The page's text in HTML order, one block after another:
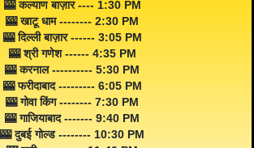
🎰 कल्याण बाज़ार ---- 1:30 PM
🎰 खाटू धाम -------- 2:30 PM
🎰 दिल्ली बाज़ार ------ 3:05 PM
🎰 श्री गणेश ------ 4:35 PM
🎰 करनाल ---------- 5:30 PM
🎰 फरीदाबाद --------- 6:05 PM
🎰 गोवा किंग -------- 7:30 PM
🎰 गाजियाबाद ------- 9:40 PM
🎰 दुबई गोल्ड -------- 10:30 PM